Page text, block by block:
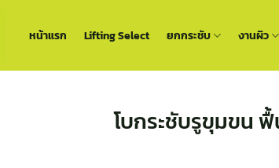
หน้าแรก Lifting Select ยกกระชับ งานผิว
โบกระชับรูขุมขน